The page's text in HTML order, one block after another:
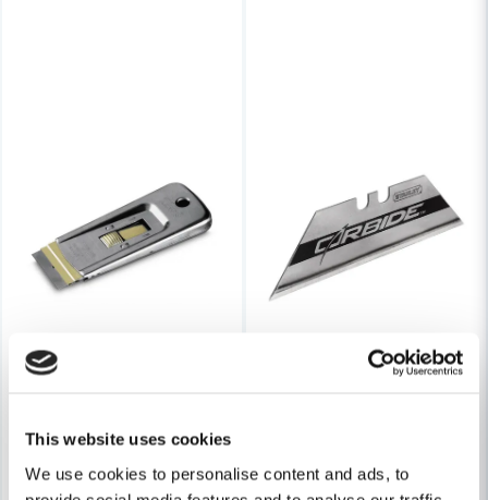
This website uses cookies
We use cookies to personalise content and ads, to